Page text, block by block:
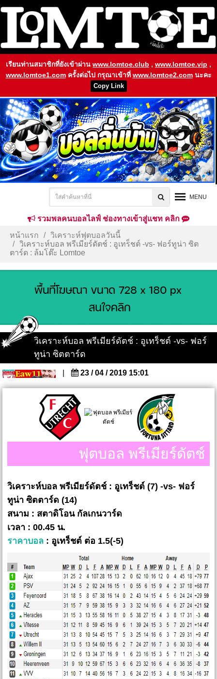
เรียนท่านสมาชิกที่ยังเข้าผ่าน www.lomtoe.club , www.lomtoe.vip ,
www.lomtoe1.com ครั้งต่อไป กรุณาเข้าที่ www.lomtoe2.comนะคะ
Copy Link
MENU
รวมพลคนบอลไลฟ์ ช่องทางเข้าสู่แชท คลิก
หน้าแรก
วิเคราะห์ฟุตบอลวันนี้
วิเคราะห์บอล พรีเมียร์ดัตช์ : อูเทร็ชต์ -vs- ฟอร์ทูน่า ซิต
ตาร์ด : ล้มโต๊ะ Lomtoe
วิเคราะห์บอล พรีเมียร์ดัตช์ : อูเทร็ชต์ -vs- ฟอร์
ทูน่า ซิตตาร์ด
23 / 04 / 2019 15:01
ฟุตบอล พรีเมียร์ดัตช์
วิเคราะห์บอล พรีเมียร์ดัตช์ : อูเทร็ชต์ (7) -vs- ฟอร์
ทูน่า ซิตตาร์ด (14)
สนาม : สตาดิโอน กัลเกนวาร์ด
เวลา : 00.45 น.
ราคาบอล : อูเทร็ชต์ ต่อ 1.5(-5)